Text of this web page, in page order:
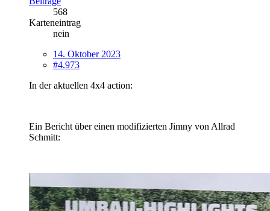
568
Karteneintrag
nein
14. Oktober 2023
#4.973
In der aktuellen 4x4 action:
Ein Bericht über einen modifizierten Jimny von Allrad
Schmitt: